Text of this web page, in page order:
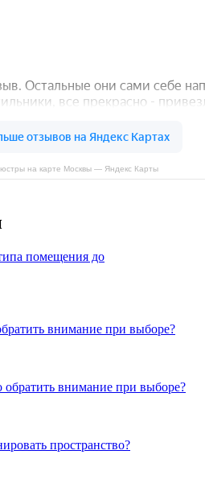
на карте Москвы — Яндекс Карты
помещения до
внимание при выборе?
обратить внимание при выборе?
пространство?